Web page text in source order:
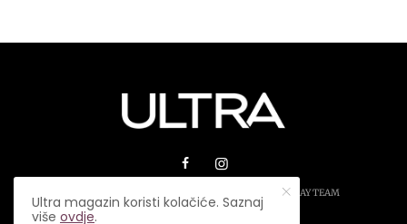
© 2026 ULTRA MAGAZIN. SVA PRAVA ZADRŽANA.PLAY TEAM
Ultra magazin koristi kolačiće. Saznaj
višeovdje.